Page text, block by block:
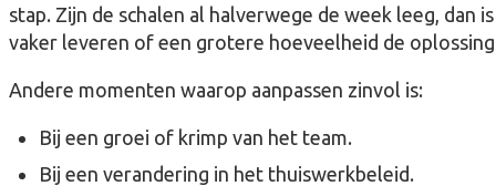
stap. Zijn de schalen al halverwege de week leeg, dan is
vaker leveren of een grotere hoeveelheid de
Andere momenten waarop aanpassen zinvol is:
Bij een groei of krimp van het team.
Bij een verandering in het thuiswerkbeleid.